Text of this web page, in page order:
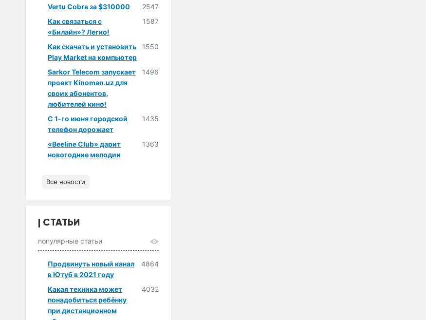
Vertu Cobra за $310000
2547
Как связаться с
«Билайн»? Легко!
1587
Как скачать и установить
Play Market на компьютер
1550
Sarkor Telecom запускает
проект Kinoman.uz для
своих абонентов,
любителей кино!
1496
С 1-го июня городской
телефон дорожает
1435
«Beeline Club» дарит
новогодние мелодии
1363
Все новости
СТАТЬИ
популярные статьи
Продвинуть новый канал
в Ютуб в 2021 году
4864
Какая техника может
понадобиться ребёнку
при дистанционном
4032